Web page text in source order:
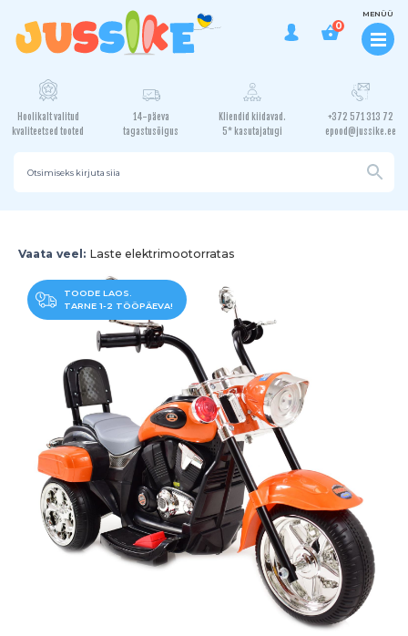
0
MENÜÜ
Hoolikalt valitud
kvaliteetsed tooted
14-päeva
tagastusõigus
Kliendid kiidavad.
5* kasutajatugi
+372 571 313 72
epood@jussike.ee
Vaata veel: Laste elektrimootorratas
TOODE LAOS.
TARNE 1-2 TÖÖPÄEVA!